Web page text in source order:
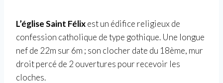
L’église Saint Félixest un édifice religieux de
confession catholique de type gothique. Une longue
nef de 22m sur 6m ; son clocher date du 18ème, mur
droit percé de 2 ouvertures pour recevoir les
cloches.